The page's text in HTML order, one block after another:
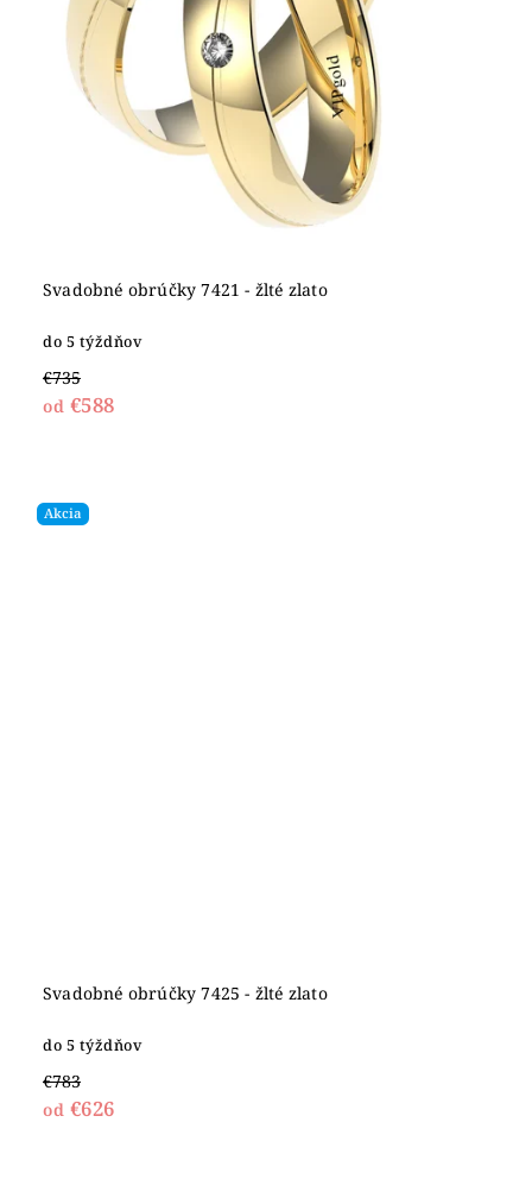
Svadobné obrúčky 7421 - žlté zlato
do 5 týždňov
€735
od €588
Akcia
Svadobné obrúčky 7425 - žlté zlato
do 5 týždňov
€783
od €626